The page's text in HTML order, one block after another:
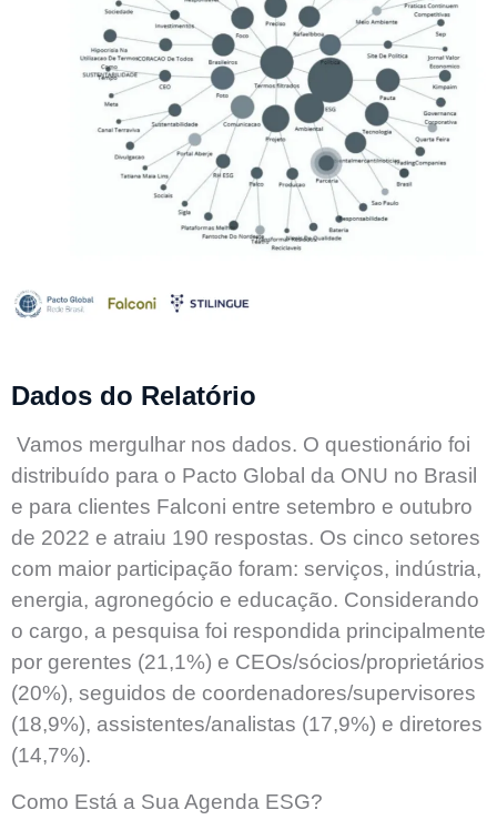
Dados do Relatório
Vamos mergulhar nos dados. O questionário foi
distribuído para o Pacto Global da ONU no Brasil
e para clientes Falconi entre setembro e outubro
de 2022 e atraiu 190 respostas. Os cinco setores
com maior participação foram: serviços, indústria,
energia, agronegócio e educação. Considerando
o cargo, a pesquisa foi respondida principalmente
por gerentes (21,1%) e CEOs/sócios/proprietários
(20%), seguidos de coordenadores/supervisores
(18,9%), assistentes/analistas (17,9%) e diretores
(14,7%).
Como Está a Sua Agenda ESG?